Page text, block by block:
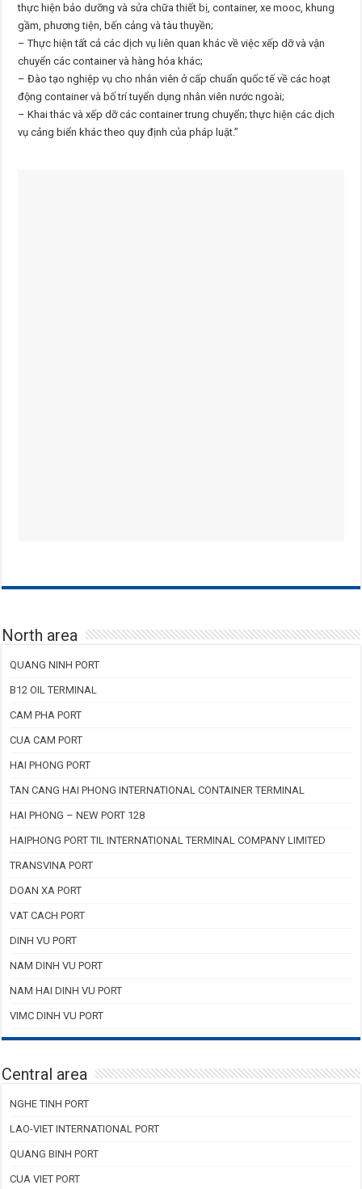
thực hiện bảo dưỡng và sửa chữa thiết bị, container, xe mooc, khung
gầm, phương tiện, bến cảng và tàu thuyền;
– Thực hiện tất cả các dịch vụ liên quan khác về việc xếp dỡ và vận
chuyển các container và hàng hóa khác;
– Đào tạo nghiệp vụ cho nhân viên ở cấp chuẩn quốc tế về các hoạt
động container và bố trí tuyển dụng nhân viên nước ngoài;
– Khai thác và xếp dỡ các container trung chuyển; thực hiện các dịch
vụ cảng biển khác theo quy định của pháp luật.”
North area
QUANG NINH PORT
B12 OIL TERMINAL
CAM PHA PORT
CUA CAM PORT
HAI PHONG PORT
TAN CANG HAI PHONG INTERNATIONAL CONTAINER TERMINAL
HAI PHONG – NEW PORT 128
HAIPHONG PORT TIL INTERNATIONAL TERMINAL COMPANY LIMITED
TRANSVINA PORT
DOAN XA PORT
VAT CACH PORT
DINH VU PORT
NAM DINH VU PORT
NAM HAI DINH VU PORT
VIMC DINH VU PORT
Central area
NGHE TINH PORT
LAO-VIET INTERNATIONAL PORT
QUANG BINH PORT
CUA VIET PORT